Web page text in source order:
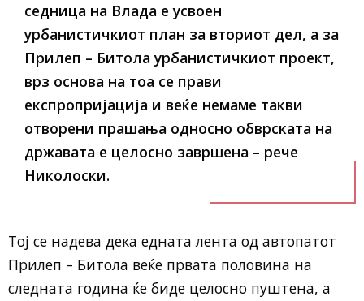
седница на Влада е усвоен
урбанистичкиот план за вториот дел, а за
Прилеп – Битола урбанистичкиот проект,
врз основа на тоа се прави
експропријација и веќе немаме такви
отворени прашања односно обврската на
државата е целосно завршена – рече
Николоски.
Тој се надева дека едната лента од автопатот
Прилеп – Битола веќе првата половина на
следната година ќе биде целосно пуштена, а